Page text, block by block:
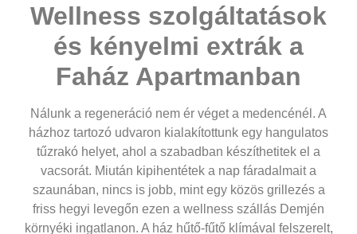
Wellness szolgáltatások
és kényelmi extrák a
Faház Apartmanban
Nálunk a regeneráció nem ér véget a medencénél. A
házhoz tartozó udvaron kialakítottunk egy hangulatos
tűzrakó helyet, ahol a szabadban készíthetitek el a
vacsorát. Miután kipihentétek a nap fáradalmait a
szaunában, nincs is jobb, mint egy közös grillezés a
friss hegyi levegőn ezen a wellness szállás Demjén
környéki ingatlanon. A ház hűtő-fűtő klímával felszerelt,